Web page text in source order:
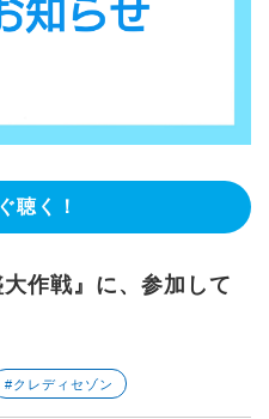
聴く！
作戦』に、参加して
#クレディセゾン